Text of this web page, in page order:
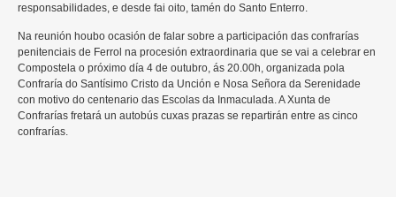
responsabilidades, e desde fai oito, tamén do Santo Enterro.
Na reunión houbo ocasión de falar sobre a participación das confrarías
penitenciais de Ferrol na procesión extraordinaria que se vai a celebrar en
Compostela o próximo día 4 de outubro, ás 20.00h, organizada pola
Confraría do Santísimo Cristo da Unción e Nosa Señora da Serenidade
con motivo do centenario das Escolas da Inmaculada. A Xunta de
Confrarías fretará un autobús cuxas prazas se repartirán entre as cinco
confrarías.